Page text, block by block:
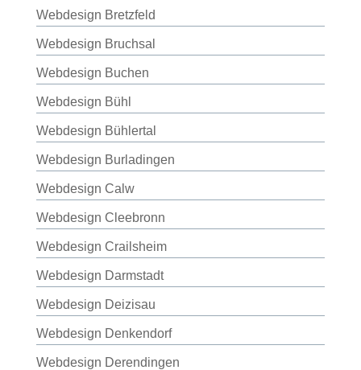
Webdesign Bretzfeld
Webdesign Bruchsal
Webdesign Buchen
Webdesign Bühl
Webdesign Bühlertal
Webdesign Burladingen
Webdesign Calw
Webdesign Cleebronn
Webdesign Crailsheim
Webdesign Darmstadt
Webdesign Deizisau
Webdesign Denkendorf
Webdesign Derendingen